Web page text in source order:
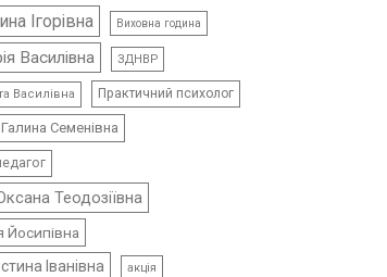
Ігорівна Виховна година
Василівна ЗДНВР
Василівна Практичний психолог
Семенівна
Теодозіївна
Йосипівна
Іванівна
акція